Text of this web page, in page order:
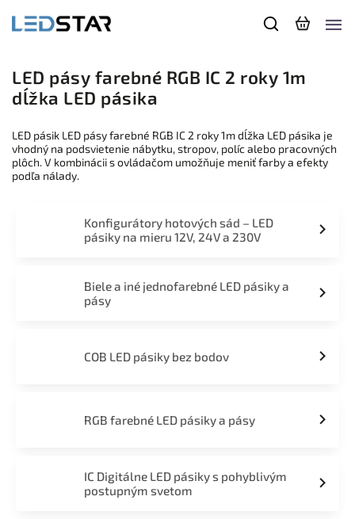
LED pásy farebné RGB IC 2 roky 1m
dĺžka LED pásika
LED pásik LED pásy farebné RGB IC 2 roky 1m dĺžka LED pásika je
vhodný na podsvietenie nábytku, stropov, políc alebo pracovných
plôch. V kombinácii s ovládačom umožňuje meniť farby a efekty
podľa nálady.
Konfigurátory hotových sád – LED
pásiky na mieru 12V, 24V a 230V
Biele a iné jednofarebné LED pásiky a
pásy
COB LED pásiky bez bodov
RGB farebné LED pásiky a pásy
IC Digitálne LED pásiky s pohyblivým
postupným svetom